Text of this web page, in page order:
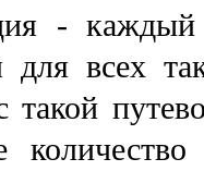
- каждый
для всех
такой